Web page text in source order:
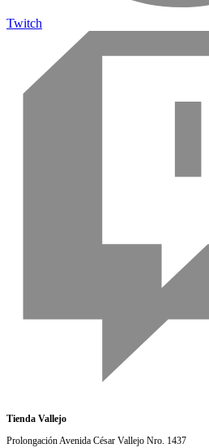
Twitch
Tienda Vallejo
Prolongación Avenida César Vallejo Nro. 1437